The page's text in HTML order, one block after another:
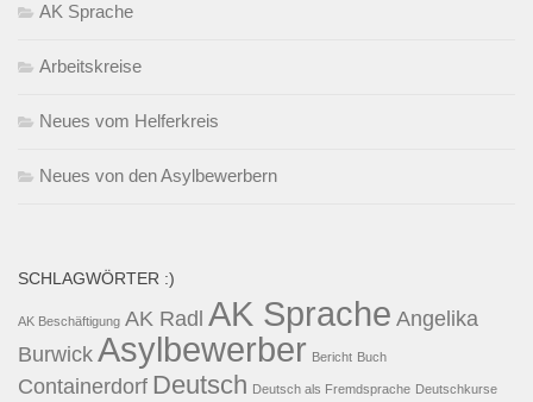
AK Sprache
Arbeitskreise
Neues vom Helferkreis
Neues von den Asylbewerbern
SCHLAGWÖRTER :)
AK Beschäftigung AK Radl AK Sprache Angelika
Burwick Asylbewerber Bericht Buch
Containerdorf Deutsch Deutsch als Fremdsprache Deutschkurse